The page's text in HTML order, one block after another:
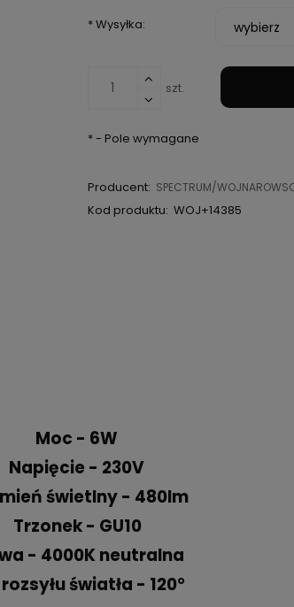
niż 30 dni, wyświetlana
pojawił się w
*Wysyłka:
szt.
*- Pole wymagane
Producent: SPECTRUM/
Kod produktu: WOJ+14385
Moc - 6W
Napięcie - 230V
świetlny - 480lm
Trzonek - GU10
- 4000K neutralna
światła - 120°